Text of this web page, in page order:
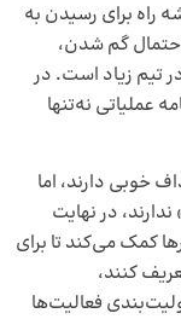
راه برای رسیدن به
گم‌ شدن،
تیم زیاد است. در
عملیاتی نه‌تنها
خوبی دارند، اما
در نهایت
کمک می‌کند تا برای
کنند،
فعالیت‌ها